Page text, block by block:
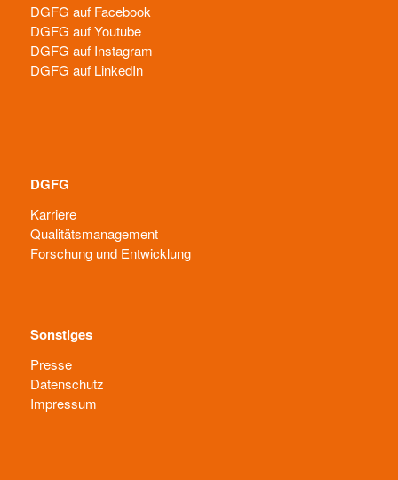
DGFG auf Facebook
DGFG auf Youtube
DGFG auf Instagram
DGFG auf LinkedIn
DGFG
Karriere
Qualitätsmanagement
Forschung und Entwicklung
Sonstiges
Presse
Datenschutz
Impressum